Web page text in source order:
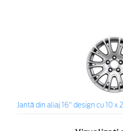
Jantă din aliaj 16" design cu 10 x